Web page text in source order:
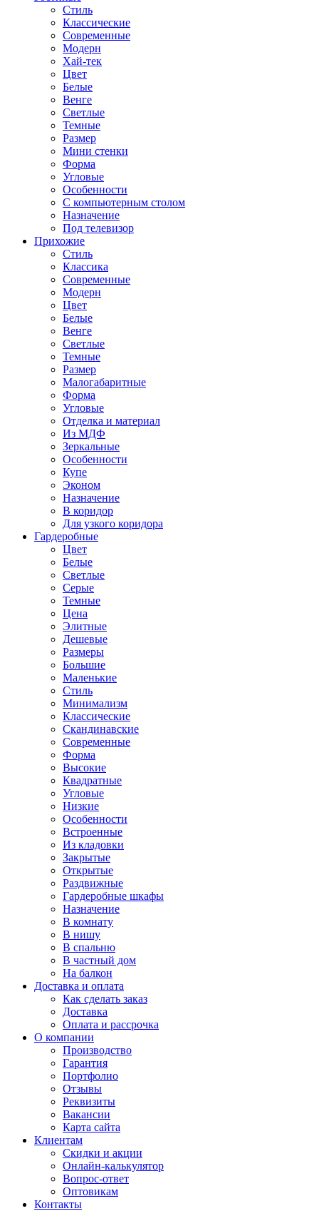
Стиль
Классические
Современные
Модерн
Хай-тек
Цвет
Белые
Венге
Светлые
Темные
Размер
Мини стенки
Форма
Угловые
Особенности
С компьютерным столом
Назначение
Под телевизор
Прихожие
Стиль
Классика
Современные
Модерн
Цвет
Белые
Венге
Светлые
Темные
Размер
Малогабаритные
Форма
Угловые
Отделка и материал
Из МДФ
Зеркальные
Особенности
Купе
Эконом
Назначение
В коридор
Для узкого коридора
Гардеробные
Цвет
Белые
Светлые
Серые
Темные
Цена
Элитные
Дешевые
Размеры
Большие
Маленькие
Стиль
Минимализм
Классические
Скандинавские
Современные
Форма
Высокие
Квадратные
Угловые
Низкие
Особенности
Встроенные
Из кладовки
Закрытые
Открытые
Раздвижные
Гардеробные шкафы
Назначение
В комнату
В нишу
В спальню
В частный дом
На балкон
Доставка и оплата
Как сделать заказ
Доставка
Оплата и рассрочка
О компании
Производство
Гарантия
Портфолио
Отзывы
Реквизиты
Вакансии
Карта сайта
Клиентам
Скидки и акции
Онлайн-калькулятор
Вопрос-ответ
Оптовикам
Контакты